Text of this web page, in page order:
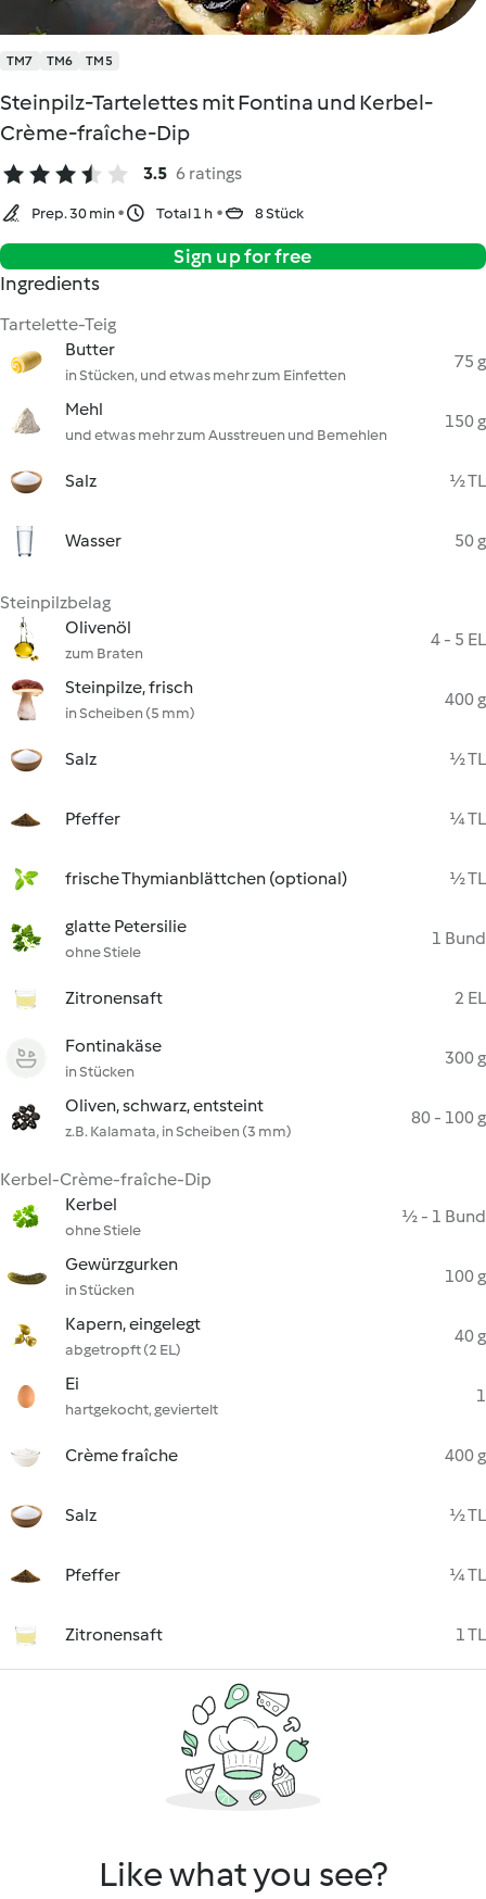
TM7 TM6 TM5
Steinpilz-Tartelettes mit Fontina und Kerbel-
Crème-fraîche-Dip
3.5 6 ratings
Prep. 30 min Total 1 h 8 Stück
Sign up for free
Ingredients
Tartelette-Teig
Butter
in Stücken, und etwas mehr zum Einfetten
75 g
Mehl
und etwas mehr zum Ausstreuen und Bemehlen
150 g
Salz ½ TL
Wasser 50 g
Steinpilzbelag
Olivenöl
zum Braten
4 - 5 EL
Steinpilze, frisch
in Scheiben (5 mm)
400 g
Salz ½ TL
Pfeffer ¼ TL
frische Thymianblättchen (optional) ½ TL
glatte Petersilie
ohne Stiele
1 Bund
Zitronensaft 2 EL
Fontinakäse
in Stücken
300 g
Oliven, schwarz, entsteint
z.B. Kalamata, in Scheiben (3 mm)
80 - 100 g
Kerbel-Crème-fraîche-Dip
Kerbel
ohne Stiele
½ - 1 Bund
Gewürzgurken
in Stücken
100 g
Kapern, eingelegt
abgetropft (2 EL)
40 g
Ei
hartgekocht, geviertelt
1
Crème fraîche 400 g
Salz ½ TL
Pfeffer ¼ TL
Zitronensaft 1 TL
Like what you see?